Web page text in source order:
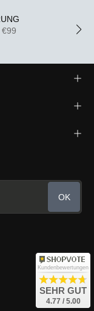
OK
Kundenbewertungen
SEHR GUT
4.77 / 5.00